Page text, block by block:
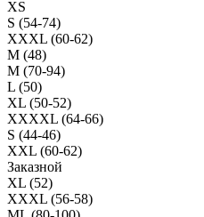
XS
S (54-74)
XXXL (60-62)
M (48)
M (70-94)
L (50)
XL (50-52)
XXXXL (64-66)
S (44-46)
XXL (60-62)
Заказной
XL (52)
XXXL (56-58)